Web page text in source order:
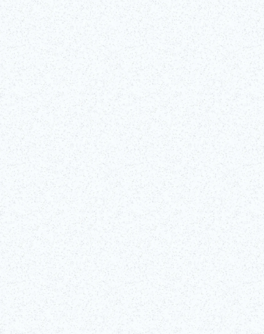
La Tokyo Tower, una torre que se alza 333 metros de altura, fue
construida en 1958. Sus miradores e iluminación atraen a muchos.
Seguir leyendo
¡Más información!
(enlace externo)